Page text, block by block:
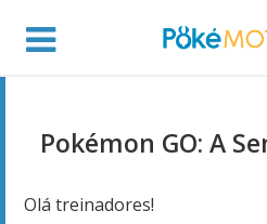
Pokémon GO: A
Olá treinadores!